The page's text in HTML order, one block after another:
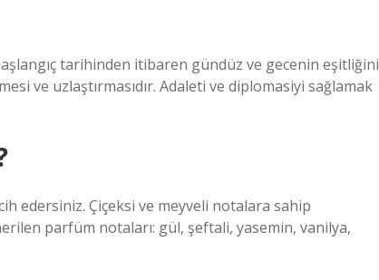
​​tarihinden itibaren gündüz ve gecenin eşitliğini
ve uzlaştırmasıdır. Adaleti ve diplomasiyi sağlamak
edersiniz. Çiçeksi ve meyveli notalara sahip
parfüm notaları: gül, şeftali, yasemin, vanilya,